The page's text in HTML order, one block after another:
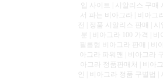
입 사이트 | 시알리스 구매
서 파는 비아그라 | 비아그
전 | 정품 시알리스 판매 |
분 | 비아그라 100 가격 |
필름형 비아그라 판매 | 비
아그라 파워맨 | 비아그라
아그라 정품판매처 | 비아
인 | 비아그라 정품 구별법